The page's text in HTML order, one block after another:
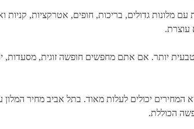
מלונות גדולים, בריכות, חופים, אטרקציות, קניות
עוצרת.
יותר. אם אתם מחפשים חופשה זוגית, מסעדות,
יכולים לעלות מאוד. בתל אביב מחיר המלון
הכוללת.